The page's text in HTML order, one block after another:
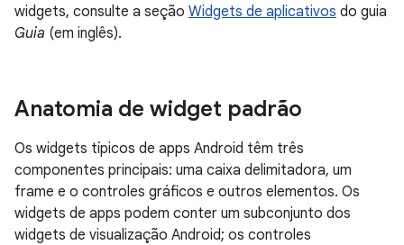
widgets, consulte a seção Widgets de aplicativos do guia
Guia (em inglês).
Anatomia de widget padrão
Os widgets típicos de apps Android têm três
componentes principais: uma caixa delimitadora, um
frame e o controles gráficos e outros elementos. Os
widgets de apps podem conter um subconjunto dos
widgets de visualização Android; os controles